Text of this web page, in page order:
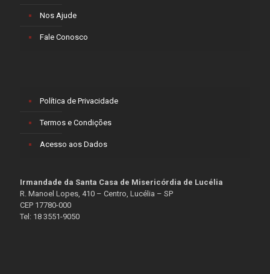
Nos Ajude
Fale Conosco
Política de Privacidade
Termos e Condições
Acesso aos Dados
Irmandade da Santa Casa de Misericórdia de Lucélia
R. Manoel Lopes, 410 – Centro, Lucélia – SP
CEP 17780-000
Tel: 18 3551-9050